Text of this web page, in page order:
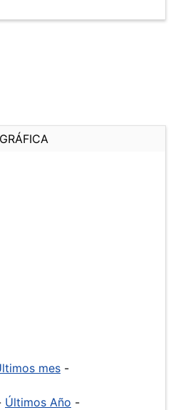
GRÁFICA
mes -
Últimos Año -